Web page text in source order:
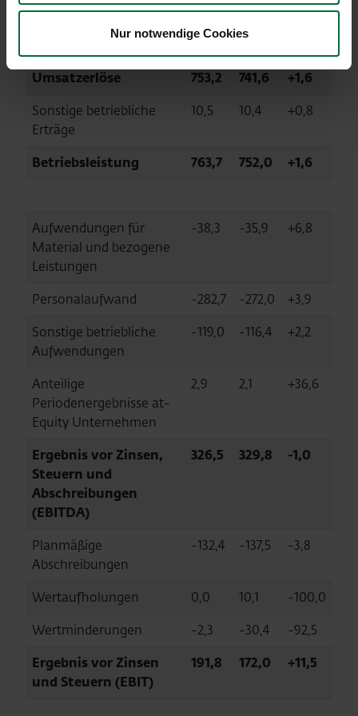
Nur notwendige Cookies
2017
Umsatzerlöse
753,2 741,6
+1,6
Sonstige betriebliche
Erträge
10,5 10,4 +0,8
Betriebsleistung 763,7 752,0 +1,6
Aufwendungen für
Material und bezogene
Leistungen
-38,3 -35,9 +6,8
Personalaufwand -282,7 -272,0
+3,9
Sonstige betriebliche
Aufwendungen
-119,0 -116,4 +2,2
Anteilige
Periodenergebnisse at-
Equity Unternehmen
2,9 2,1 +36,6
Ergebnis vor Zinsen,
Steuern und
Abschreibungen
(EBITDA)
326,5 329,8 -1,0
Planmäßige
Abschreibungen
-132,4 -137,5 -3,8
Wertaufholungen 0,0 10,1
-100,0
Wertminderungen
-2,3 -30,4
-92,5
Ergebnis vor Zinsen
und Steuern (EBIT)
191,8 172,0 +11,5